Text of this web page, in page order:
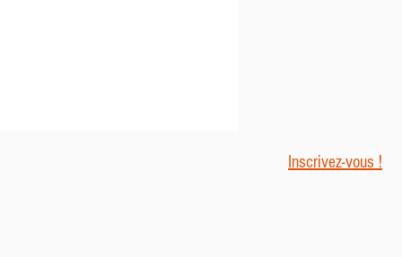
Inscrivez-vous !